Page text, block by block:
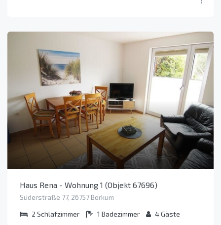
Haus Rena - Wohnung 1 (Objekt 67696)
Süderstraße 77, 26757 Borkum
2 Schlafzimmer 1 Badezimmer 4Gäste